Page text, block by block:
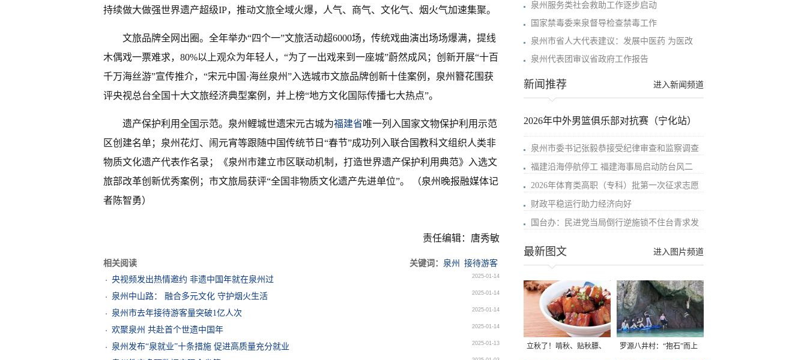
持续做大做强世界遗产超级IP，推动文旅全域火爆，人气、商气、文化气、烟火气加速集聚。
文旅品牌全网出圈。全年举办“四个一”文旅活动超6000场，传统戏曲演出场场爆满，提线
木偶戏一票难求，80%以上观众为年轻人，“为了一出戏来到一座城”蔚然成风；创新开展“十百
千万海丝游”宣传推介，“宋元中国·海丝泉州”入选城市文旅品牌创新十佳案例，泉州簪花围获
评央视总台全国十大文旅经济典型案例，并上榜“地方文化国际传播七大热点”。
遗产保护利用全国示范。泉州鲤城世遗宋元古城为福建省唯一列入国家文物保护利用示范
区创建名单；泉州花灯、闹元宵等跟随中国传统节日“春节”成功列入联合国教科文组织人类非
物质文化遗产代表作名录；《泉州市建立市区联动机制，打造世界遗产保护利用典范》入选文
旅部改革创新优秀案例；市文旅局获评“全国非物质文化遗产先进单位”。 （泉州晚报融媒体记
者陈智勇）
责任编辑：唐秀敏
相关阅读 关键词： 泉州
接待游客
央视频发出热情邀约 非遗中国年就在泉州过
2025-01-14
泉州中山路： 融合多元文化 守护烟火生活 2025-01-14
泉州市去年接待游客量突破1亿人次 2025-01-14
欢聚泉州 共赴首个世遗中国年 2025-01-14
泉州发布“泉就业”十条措施 促进高质量充分就业 2025-01-13
泉州服务类社会救助工作逐步启动
国家禁毒委来泉督导检查禁毒工作
泉州市省人大代表建议：发展中医药 为医改
泉州代表团审议省政府工作报告
进入新闻频道
新闻推荐
2026年中外男篮俱乐部对抗赛（宁化站）
泉州市委书记张毅恭接受纪律审查和监察调查
福建沿海停航停工 福建海事局启动防台风二
2026年体育类高职（专科）批第一次征求志愿
财政平稳运行助力经济向好
国台办：民进党当局倒行逆施锁不住台青求发
进入图片频道
最新图文
立秋了！啃秋、贴秋膘、 罗源八井村：“抱石”而上